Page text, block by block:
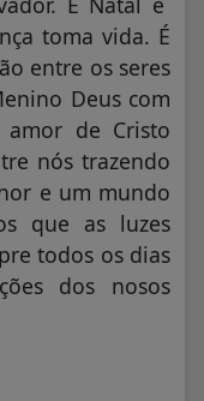
toma vida. É
entre os seres
Deus com
de Cristo
nós trazendo
e um mundo
que as luzes
todos os dias
dos nosos